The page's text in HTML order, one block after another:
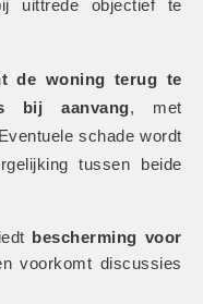
uittrede objectief te
de woning terug te
bij aanvang, met
schade wordt
tussen beide
bescherming voor
voorkomt discussies